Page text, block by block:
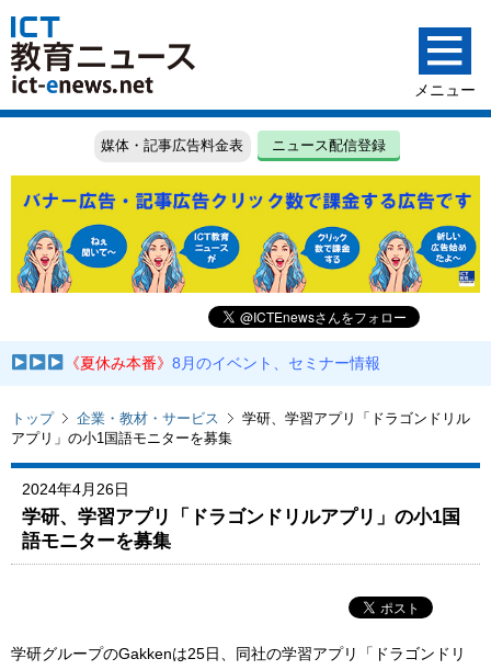
媒体・記事広告料金表 ニュース配信登録
《夏休み本番》8月のイベント、セミナー情報
トップ 企業・教材・サービス
学研、学習アプリ「ドラゴンドリル
アプリ」の小1国語モニターを募集
2024年4月26日
学研、学習アプリ「ドラゴンドリルアプリ」の小1国
語モニターを募集
学研グループのGakkenは25日、同社の学習アプリ「ドラゴンドリ